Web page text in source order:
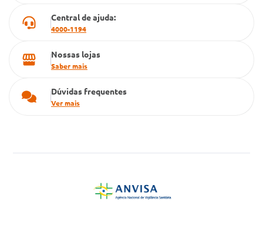
Central de ajuda:
4000-1194
Nossas lojas
Saber mais
Dúvidas frequentes
Ver mais